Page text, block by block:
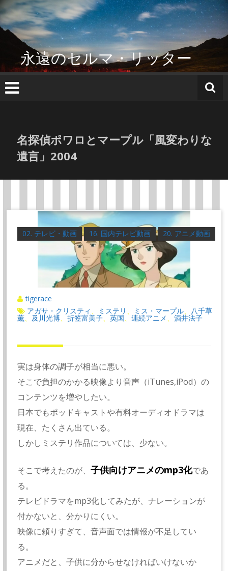
コ
ン
テ
へ
ス
キ
永遠のセルマ・リッター
名探偵ポワロとマープル「風変わりな
遺言」2004
02. テレビ・動画 16. 国内テレビ動画 20. アニメ動画
tigerace
アガサ・クリスティ
ミステリ ミス・マープル 八千草
薫 及川光博 、折笠富美子 、英国 、連続アニメ 、酒井法子
実は身体の調子が相当に悪い。
そこで負担のかかる映像より音声（iTunes,iPod）の
コンテンツを増やしたい。
日本でもポッドキャストや有料オーディオドラマは
現在、たくさん出ている。
しかしミステリ作品については、少ない。
そこで考えたのが、子供向けアニメのmp3化であ
る。
テレビドラマをmp3化してみたが、ナレーションが
付かないと、分かりにくい。
映像に頼りすぎて、音声面では情報が不足してい
る。
アニメだと、子供に分からせなければいけないか